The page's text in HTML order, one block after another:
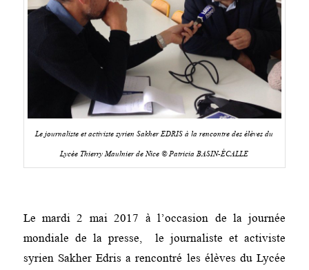
Le journaliste et activiste syrien Sakher EDRIS à la rencontre des élèves du
Lycée Thierry Maulnier de Nice © Patricia BASIN-ÉCALLE
Le mardi 2 mai 2017 à l’occasion de la journée
mondiale de la presse, le journaliste et activiste
syrien Sakher Edris a rencontré les élèves du Lycée